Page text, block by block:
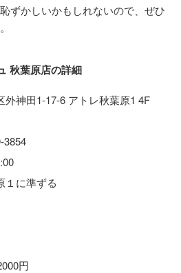
ずかしいかもしれないので、ぜひ
秋葉原店の詳細
外神田1-17-6 アトレ秋葉原1 4F
3854
１に準ずる
円